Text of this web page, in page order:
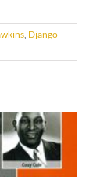
, Django